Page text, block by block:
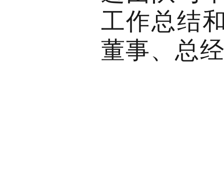
工作总结
董事、总